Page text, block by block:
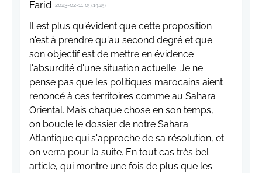
Farid 2023-02-11 09:14:29
Il est plus qu'évident que cette proposition
n'est à prendre qu'au second degré et que
son objectif est de mettre en évidence
l'absurdité d'une situation actuelle. Je ne
pense pas que les politiques marocains aient
renoncé à ces territoires comme au Sahara
Oriental. Mais chaque chose en son temps,
on boucle le dossier de notre Sahara
Atlantique qui s'approche de sa résolution, et
on verra pour la suite. En tout cas très bel
article, qui montre une fois de plus que les